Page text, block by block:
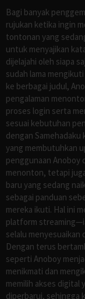
Bagi banyak
rujukan ketika ingin
tontonan yang
untuk menyajikan
dijelajahi oleh siapa
sudah lama
ke berbagai judul,
pengalaman
proses login serta
sesuai kebutuhan
dengan
yang membutuhkan
penggunaan Anoboy
menonton, tetapi
baru yang sedang
sebagai panduan
mereka ikuti. Hal ini
platform
selalu menyesuaikan
Dengan terus
seperti Anoboy
menikmati dan
memilih akses digital
diperbarui, sehingga